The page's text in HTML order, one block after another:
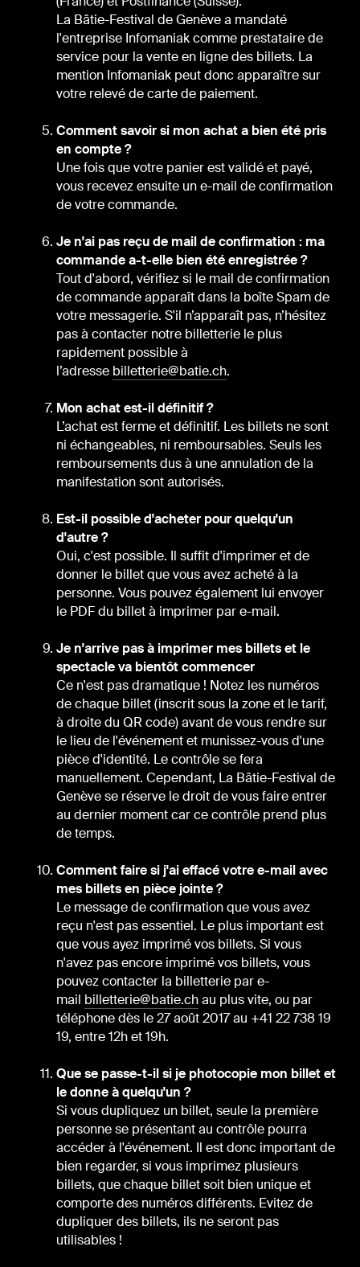
La Bâtie-Festival de Genève a mandaté
l'entreprise Infomaniak comme prestataire de
service pour la vente en ligne des billets. La
mention Infomaniak peut donc apparaître sur
votre relevé de carte de paiement.
Comment savoir si mon achat a bien été pris
en compte ?
Une fois que votre panier est validé et payé,
vous recevez ensuite un e-mail de confirmation
de votre commande.
Je n'ai pas reçu de mail de confirmation : ma
commande a-t-elle bien été enregistrée ?
Tout d'abord, vérifiez si le mail de confirmation
de commande apparaît dans la boîte Spam de
votre messagerie. S'il n’apparaît pas, n’hésitez
pas à contacter notre billetterie le plus
rapidement possible à
l’adresse billetterie@batie.ch.
Mon achat est-il définitif ?
L’achat est ferme et définitif. Les billets ne sont
ni échangeables, ni remboursables. Seuls les
remboursements dus à une annulation de la
manifestation sont autorisés.
Est-il possible d'acheter pour quelqu'un
d'autre ?
Oui, c'est possible. Il suffit d'imprimer et de
donner le billet que vous avez acheté à la
personne. Vous pouvez également lui envoyer
le PDF du billet à imprimer par e-mail.
Je n'arrive pas à imprimer mes billets et le
spectacle va bientôt commencer
Ce n'est pas dramatique ! Notez les numéros
de chaque billet (inscrit sous la zone et le tarif,
à droite du QR code) avant de vous rendre sur
le lieu de l'événement et munissez-vous d'une
pièce d'identité. Le contrôle se fera
manuellement. Cependant, La Bâtie-Festival de
Genève se réserve le droit de vous faire entrer
au dernier moment car ce contrôle prend plus
de temps.
Comment faire si j'ai effacé votre e-mail avec
mes billets en pièce jointe ?
Le message de confirmation que vous avez
reçu n'est pas essentiel. Le plus important est
que vous ayez imprimé vos billets. Si vous
n'avez pas encore imprimé vos billets, vous
pouvez contacter la billetterie par e-
mail billetterie@batie.chau plus vite, ou par
téléphone dès le 27 août 2017 au +41 22 738 19
19, entre 12h et 19h.
Que se passe-t-il si je photocopie mon billet et
le donne à quelqu'un ?
Si vous dupliquez un billet, seule la première
personne se présentant au contrôle pourra
accéder à l'événement. Il est donc important de
bien regarder, si vous imprimez plusieurs
billets, que chaque billet soit bien unique et
comporte des numéros différents. Evitez de
dupliquer des billets, ils ne seront pas
utilisables !